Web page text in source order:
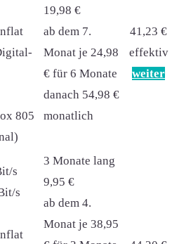
805
19,98 €
ab dem 7.
Monat je 24,98
€ für 6 Monate
danach 54,98 €
monatlich
41,23 €
effektiv
weiter
s
s
3 Monate lang
9,95 €
ab dem 4.
Monat je 38,95